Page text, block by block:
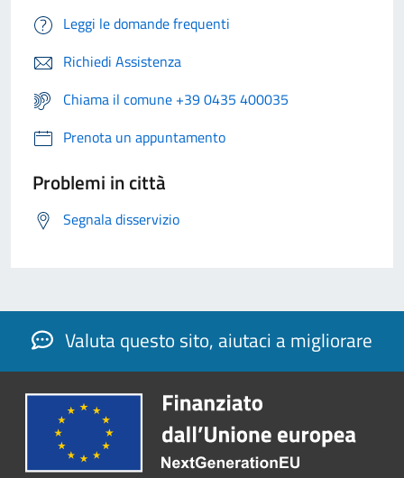
Leggi le domande frequenti
Richiedi Assistenza
Chiama il comune +39 0435 400035
Prenota un appuntamento
Problemi in città
Segnala disservizio
Valuta questo sito, aiutaci a migliorare